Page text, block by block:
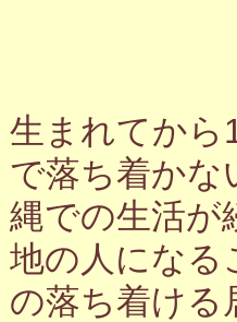
生まれてから
で落ち着かな
縄での生活が
地の人になる
の落ち着ける